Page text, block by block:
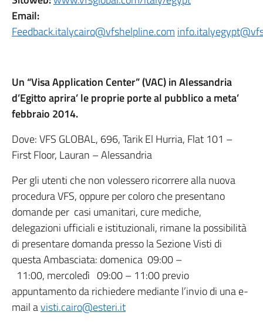
Email:
Feedback.italycairo@vfshelpline.com
Un “Visa Application Center” (VAC) in Alessandria
d’Egitto aprira’ le proprie porte al pubblico a meta’
febbraio 2014.
Dove: VFS GLOBAL, 696, Tarik El Hurria, Flat 101 –
First Floor, Lauran – Alessandria
Per gli utenti che non volessero ricorrere alla nuova
procedura VFS, oppure per coloro che presentano
domande per casi umanitari, cure mediche,
delegazioni ufficiali e istituzionali, rimane la possibilità
di presentare domanda presso la Sezione Visti di
questa Ambasciata: domenica 09:00 –
11:00, mercoledì 09:00 – 11:00 previo
appuntamento da richiedere mediante l’invio di una e-
mail avisti.cairo@esteri.it